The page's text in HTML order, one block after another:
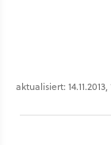
aktualisiert: